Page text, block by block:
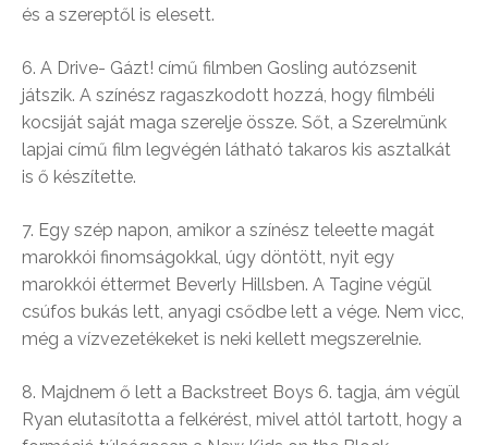
és a szereptől is elesett.
6. A Drive- Gázt! című filmben Gosling autózsenit
játszik. A színész ragaszkodott hozzá, hogy filmbéli
kocsiját saját maga szerelje össze. Sőt, a Szerelmünk
lapjai című film legvégén látható takaros kis asztalkát
is ő készítette.
7. Egy szép napon, amikor a színész teleette magát
marokkói finomságokkal, úgy döntött, nyit egy
marokkói éttermet Beverly Hillsben. A Tagine végül
csúfos bukás lett, anyagi csődbe lett a vége. Nem vicc,
még a vízvezetékeket is neki kellett megszerelnie.
8. Majdnem ő lett a Backstreet Boys 6. tagja, ám végül
Ryan elutasította a felkérést, mivel attól tartott, hogy a